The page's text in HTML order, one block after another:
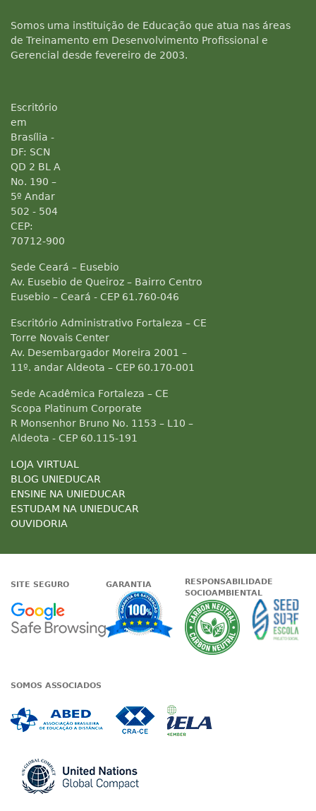
Somos uma instituição de Educação que atua nas áreas
de Treinamento em Desenvolvimento Profissional e
Gerencial desde fevereiro de 2003.
Escritório
em
Brasília -
DF: SCN
QD 2 BL A
No. 190 –
5º Andar
502 - 504
CEP:
70712-900
Sede Ceará – Eusebio
Av. Eusebio de Queiroz – Bairro Centro
Eusebio – Ceará - CEP 61.760-046
Escritório Administrativo Fortaleza – CE
Torre Novais Center
Av. Desembargador Moreira 2001 –
11º. andar Aldeota – CEP 60.170-001
Sede Acadêmica Fortaleza – CE
Scopa Platinum Corporate
R Monsenhor Bruno No. 1153 – L10 –
Aldeota - CEP 60.115-191
LOJA VIRTUAL
BLOG UNIEDUCAR
ENSINE NA UNIEDUCAR
ESTUDAM NA UNIEDUCAR
OUVIDORIA
SITE SEGURO
Google - Status do site no
GARANTIA
Garantia de
RESPONSABILIDADE
SOCIOAMBIENTAL
A
SOMOS ASSOCIADOS